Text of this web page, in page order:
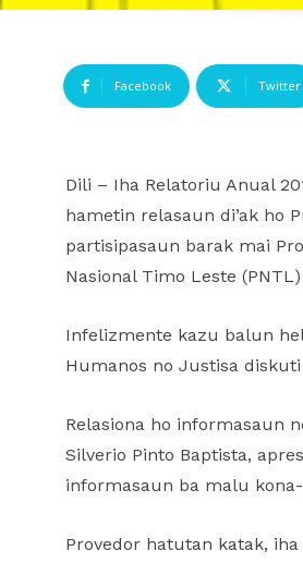
Facebook Twitter
Dili – Iha Relatoriu Anual
hametin relasaun di’ak ho
partisipasaun barak mai
Nasional Timo Leste
Infelizmente kazu balun
Humanos no Justisa
Relasiona ho informasaun
Silverio Pinto Baptista,
informasaun ba malu
Provedor hatutan katak,